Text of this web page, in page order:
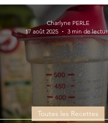
Végétarien
Toutes les Recettes
Charlyne PERLE
17 août 2025
3 min de